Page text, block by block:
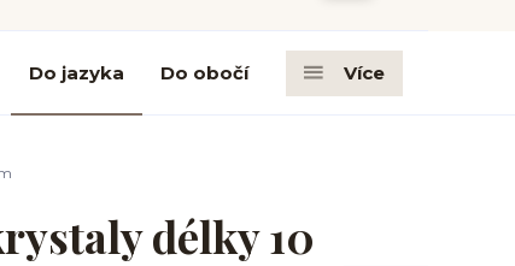
Do jazyka Do obočí Více
délky 10